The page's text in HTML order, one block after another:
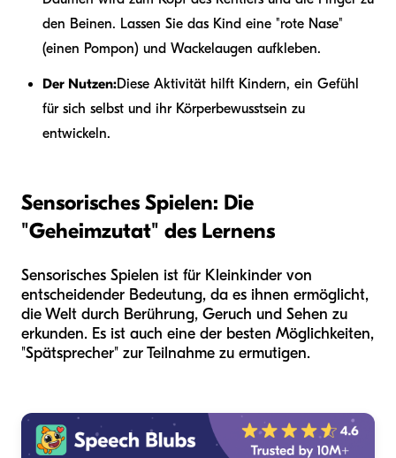
den Beinen. Lassen Sie das Kind eine "rote Nase"
(einen Pompon) und Wackelaugen aufkleben.
Der Nutzen:Diese Aktivität hilft Kindern, ein Gefühl
für sich selbst und ihr Körperbewusstsein zu
entwickeln.
Sensorisches Spielen: Die
"Geheimzutat" des Lernens
Sensorisches Spielen ist für Kleinkinder von
entscheidender Bedeutung, da es ihnen ermöglicht,
die Welt durch Berührung, Geruch und Sehen zu
erkunden. Es ist auch eine der besten Möglichkeiten,
"Spätsprecher" zur Teilnahme zu ermutigen.